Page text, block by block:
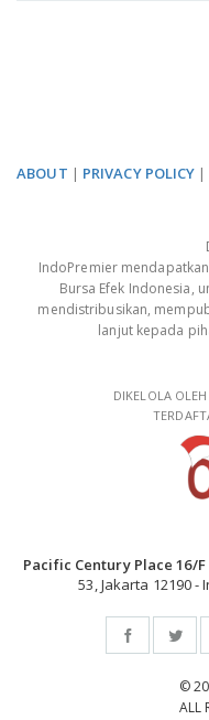
ABOUT | PRIVACY POLICY |
IndoPremier
Bursa Efek Indonesia,
mendistribusikan,
lanjut kepada
DIKELOLA
Pacific Century Place 16/F
53, Jakarta 12190 -
©
ALL